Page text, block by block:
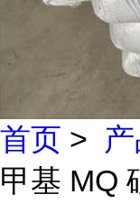
首页 >
甲基 MQ